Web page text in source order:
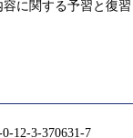
関する予習と復
12-3-370631-7